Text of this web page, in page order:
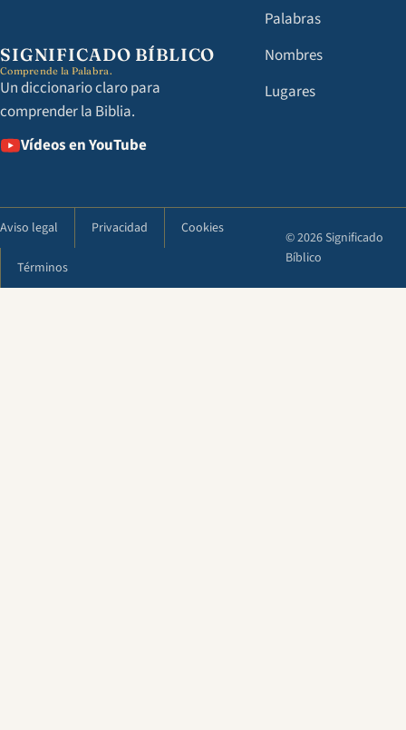
SIGNIFICADO BÍBLICO
Comprende la Palabra.
Un diccionario claro para
comprender la Biblia.
Vídeos en YouTube
Palabras
Nombres
Lugares
Aviso legal Privacidad Cookies
Términos
© 2026 Significado
Bíblico